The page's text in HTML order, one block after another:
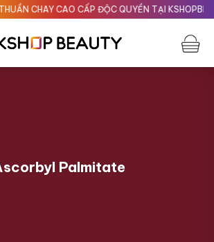
CHAY CAO CẤP ĐỘC QUYỀN TẠI
Palmitate